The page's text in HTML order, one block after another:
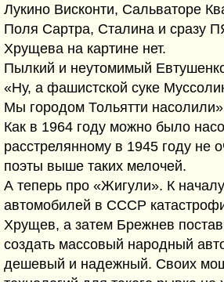
Лукино Висконти, Сальваторе
Поля Сартра, Сталина и сразу
Хрущева на картине нет.
Пылкий и неутомимый
«Ну, а фашистской суке
Мы городом Тольятти
Как в 1964 году можно было
расстрелянному в 1945 году не
поэты выше таких мелочей.
А теперь про «Жигули». К
автомобилей в СССР
Хрущев, а затем Брежнев
создать массовый народный
дешевый и надежный. Своих